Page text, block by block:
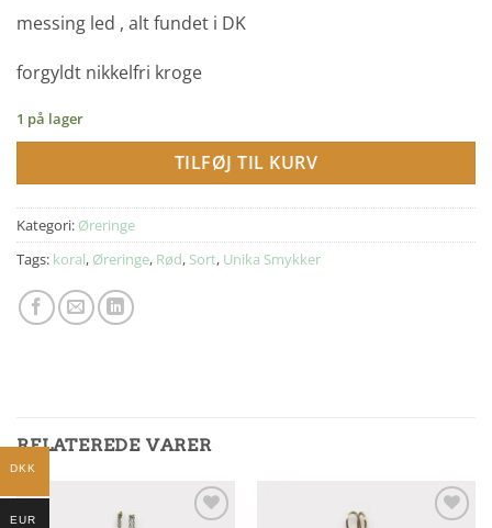
messing led , alt fundet i DK
forgyldt nikkelfri kroge
1 på lager
TILFØJ TIL KURV
Kategori: Øreringe
Tags: koral, Øreringe, Rød, Sort, Unika Smykker
RELATEREDE VARER
DKK
EUR